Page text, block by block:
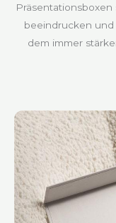
Präsentationsboxen
beeindrucken und
dem immer